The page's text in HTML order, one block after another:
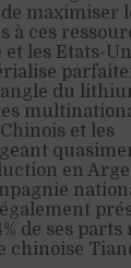
maximiser
à ces
les Etats-
du
et les
en
de ses parts
chinoise